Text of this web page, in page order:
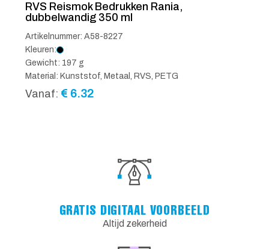
RVS Reismok Bedrukken Rania,
dubbelwandig 350 ml
Artikelnummer: A58-8227
Kleuren:
Gewicht: 197 g
Material: Kunststof, Metaal, RVS, PETG
Vanaf: € 6.32
GRATIS DIGITAAL VOORBEELD
Altijd zekerheid